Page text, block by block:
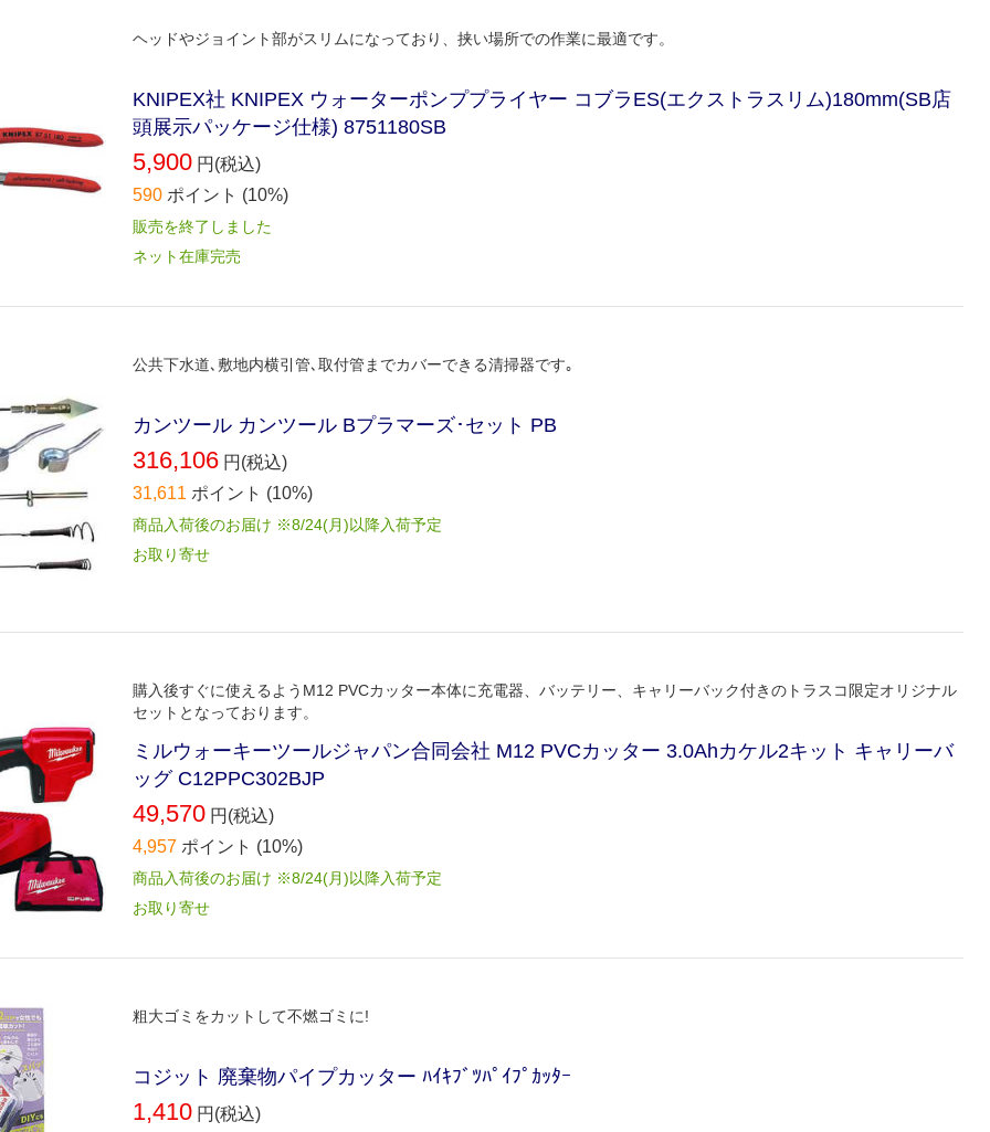
ヘッドやジョイント部がスリムになっており、挟い場所での作業に最適です。
KNIPEX社 KNIPEX ウォーターポンププライヤー コブラES(エクストラスリム)180mm(SB店
頭展示パッケージ仕様) 8751180SB
5,900 円(税込)
590 ポイント (10%)
販売を終了しました
ネット在庫完売
公共下水道､敷地内横引管､取付管までカバーできる清掃器です｡
カンツール カンツール Bプラマーズ･セット PB
316,106 円(税込)
31,611 ポイント (10%)
商品入荷後のお届け ※8/24(月)以降入荷予定
お取り寄せ
購入後すぐに使えるようM12 PVCカッター本体に充電器、バッテリー、キャリーバック付きのトラスコ限定オリジナル
セットとなっております。
ミルウォーキーツールジャパン合同会社 M12 PVCカッター 3.0Ahカケル2キット キャリーバ
ッグ C12PPC302BJP
49,570 円(税込)
4,957 ポイント (10%)
商品入荷後のお届け ※8/24(月)以降入荷予定
お取り寄せ
粗大ゴミをカットして不燃ゴミに!
コジット 廃棄物パイプカッター ﾊｲｷﾌﾞﾂﾊﾟｲﾌﾟｶｯﾀｰ
1,410 円(税込)